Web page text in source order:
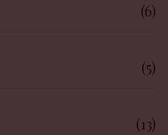
(6)
(5)
(13)